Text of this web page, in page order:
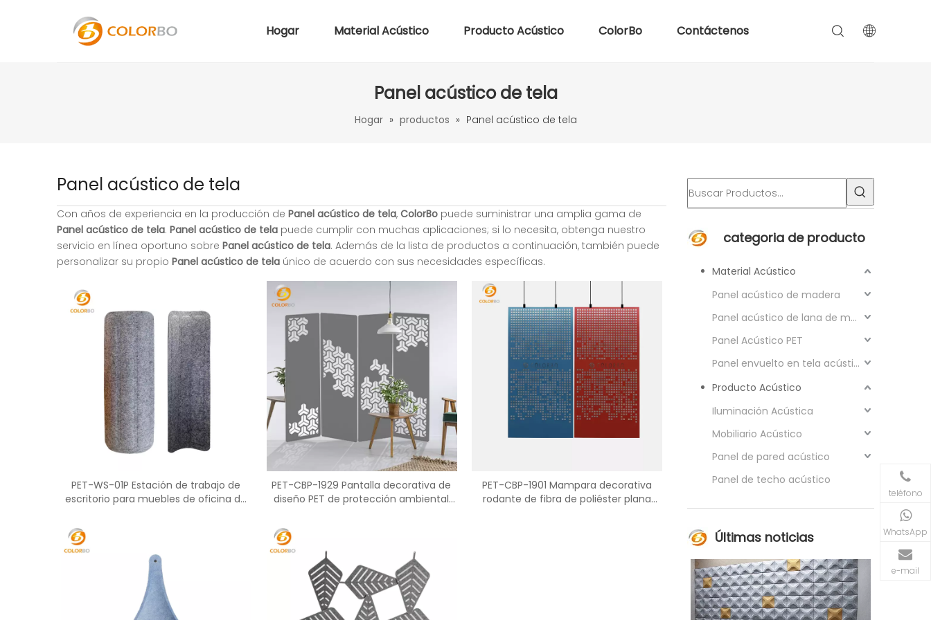
Hogar Material Acústico Producto Acústico ColorBo Contáctenos
Panel acústico de tela
Hogar » productos » Panel acústico de tela
Panel acústico de tela
Con años de experiencia en la producción de Panel acústico de tela, ColorBo puede suministrar una amplia gama de
Panel acústico de tela. Panel acústico de tela puede cumplir con muchas aplicaciones; si lo necesita, obtenga nuestro
servicio en línea oportuno sobre Panel acústico de tela. Además de la lista de productos a continuación, también puede
personalizar su propio Panel acústico de tela único de acuerdo con sus necesidades específicas.
PET-WS-01P Estación de trabajo de
escritorio para muebles de oficina de
PET-CBP-1929 Pantalla decorativa de
diseño PET de protección ambiental
PET-CBP-1901 Mampara decorativa
rodante de fibra de poliéster plana
categoria de producto
Material Acústico
Panel acústico de madera
Panel acústico de lana de madera
Panel Acústico PET
Panel envuelto en tela acústica
Producto Acústico
Iluminación Acústica
Mobiliario Acústico
Panel de pared acústico
Panel de techo acústico
Últimas noticias
teléfono
WhatsApp
e-mail